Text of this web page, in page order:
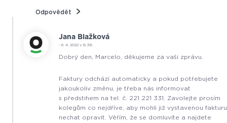
Odpovědět
Jana Blažková
- 6. 4. 2022 v 8:38
Dobrý den, Marcelo, děkujeme za vaši zprávu.
Faktury odchází automaticky a pokud potřebujete
jakoukoliv změnu, je třeba nás informovat
s předstihem na tel. č. 221 221 331. Zavolejte prosím
kolegům co nejdříve, aby mohli již vystavenou fakturu
nechat opravit. Věřím, že se domluvíte a najdete